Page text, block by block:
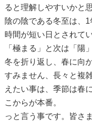
ると理解しやすいかと
陰の陰である冬至は、
時間が短い日とされて
「極まる」と次は「陽
冬を折り返し、春に向
すみません、長々と複
えたい事は、季節は春
こからが本番。
っと言う事です。皆さ